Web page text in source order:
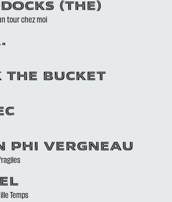
(THE)
tour chez moi
THE BUCKET
PHI VERGNEAU
Temps